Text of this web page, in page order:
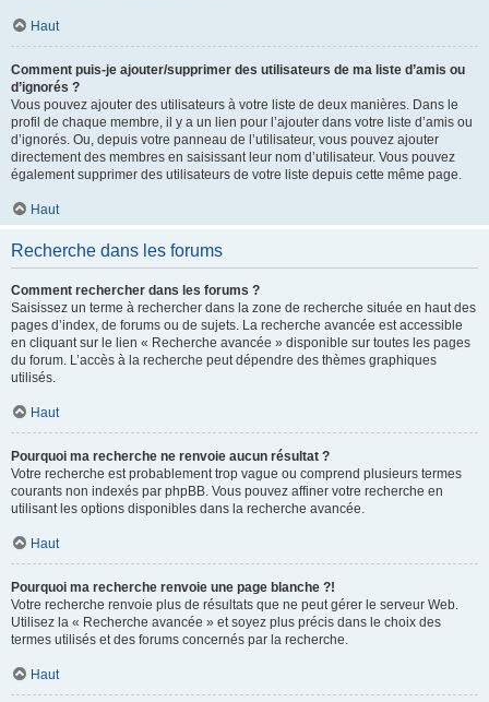
Haut
Comment puis-je ajouter/supprimer des utilisateurs de ma liste d’amis ou
d’ignorés ?
Vous pouvez ajouter des utilisateurs à votre liste de deux manières. Dans le
profil de chaque membre, il y a un lien pour l’ajouter dans votre liste d’amis ou
d’ignorés. Ou, depuis votre panneau de l’utilisateur, vous pouvez ajouter
directement des membres en saisissant leur nom d’utilisateur. Vous pouvez
également supprimer des utilisateurs de votre liste depuis cette même page.
Haut
Recherche dans les forums
Comment rechercher dans les forums ?
Saisissez un terme à rechercher dans la zone de recherche située en haut des
pages d’index, de forums ou de sujets. La recherche avancée est accessible
en cliquant sur le lien « Recherche avancée » disponible sur toutes les pages
du forum. L’accès à la recherche peut dépendre des thèmes graphiques
utilisés.
Haut
Pourquoi ma recherche ne renvoie aucun résultat ?
Votre recherche est probablement trop vague ou comprend plusieurs termes
courants non indexés par phpBB. Vous pouvez affiner votre recherche en
utilisant les options disponibles dans la recherche avancée.
Haut
Pourquoi ma recherche renvoie une page blanche ?!
Votre recherche renvoie plus de résultats que ne peut gérer le serveur Web.
Utilisez la « Recherche avancée » et soyez plus précis dans le choix des
termes utilisés et des forums concernés par la recherche.
Haut